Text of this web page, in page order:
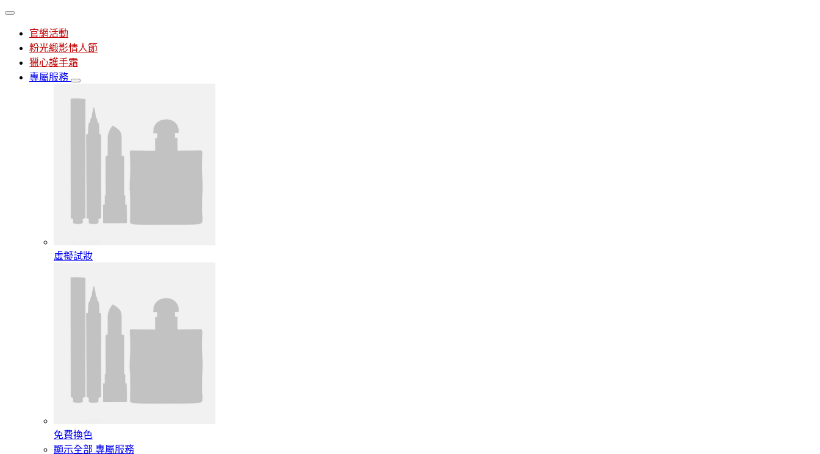
官網活動
粉光緞影情人節
獵心護手霜
專屬服務
虛擬試妝
免費換色
顯示全部 專屬服務